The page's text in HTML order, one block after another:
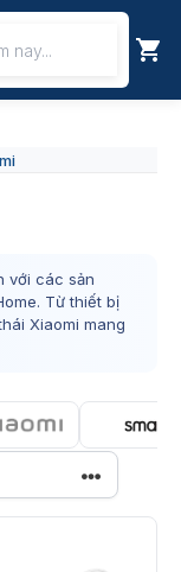
với các sản
Từ thiết bị
Xiaomi mang